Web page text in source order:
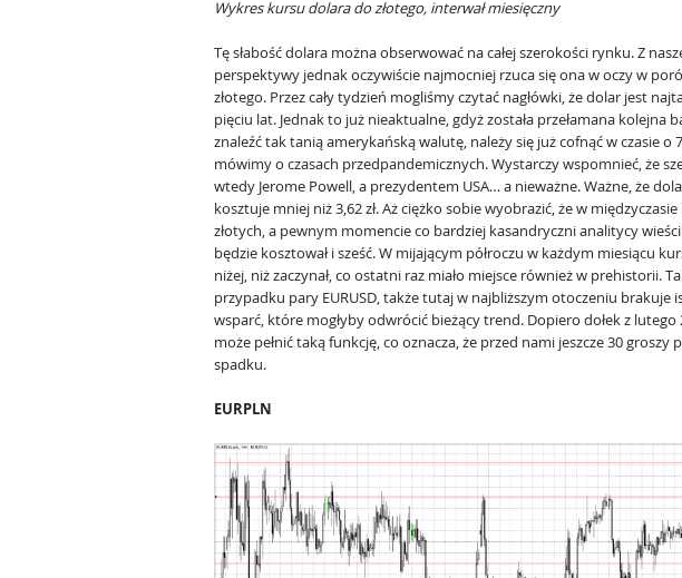
Wykres kursu dolara do złotego, interwał miesięczny
Tę słabość dolara można obserwować na całej szerokości rynku. Z
perspektywy jednak oczywiście najmocniej rzuca się ona w oczy w
złotego. Przez cały tydzień mogliśmy czytać nagłówki, że dolar jest
pięciu lat. Jednak to już nieaktualne, gdyż została przełamana kolejna
znaleźć tak tanią amerykańską walutę, należy się już cofnąć w czasie o
mówimy o czasach przedpandemicznych. Wystarczy wspomnieć, że
wtedy Jerome Powell, a prezydentem USA… a nieważne. Ważne, że
kosztuje mniej niż 3,62 zł. Aż ciężko sobie wyobrazić, że w międzyczasie
złotych, a pewnym momencie co bardziej kasandryczni analitycy
będzie kosztował i sześć. W mijającym półroczu w każdym miesiącu
niżej, niż zaczynał, co ostatni raz miało miejsce również w prehistorii.
przypadku pary EURUSD, także tutaj w najbliższym otoczeniu brakuje
wsparć, które mogłyby odwrócić bieżący trend. Dopiero dołek z lutego
może pełnić taką funkcję, co oznacza, że przed nami jeszcze 30 groszy
spadku.
EURPLN